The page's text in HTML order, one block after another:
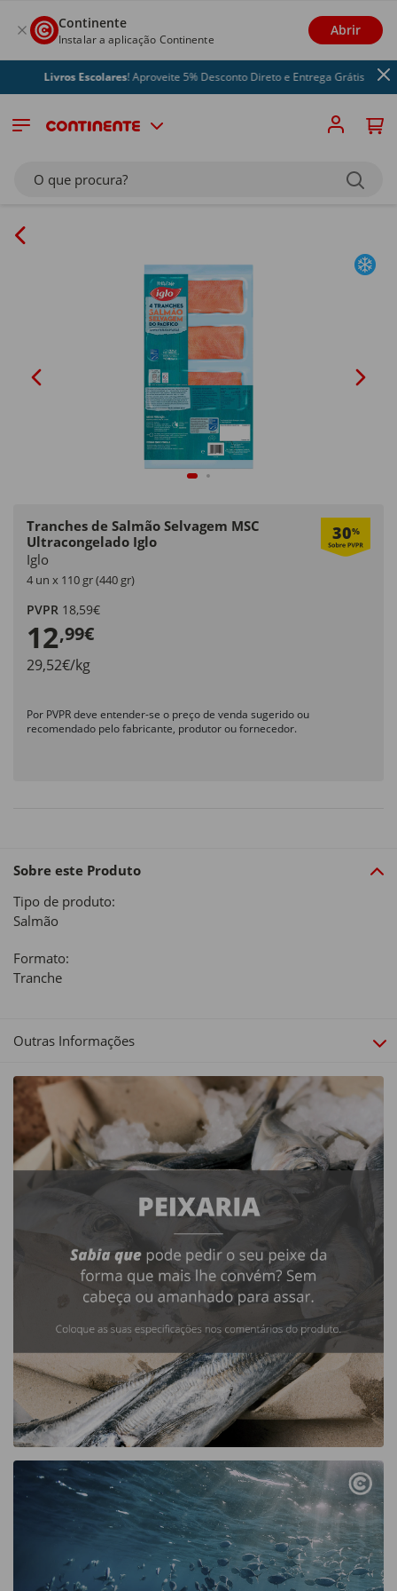
Continente
Instalar a aplicação Continente
Abrir
Livros Escolares! Aproveite 5% Desconto Direto e Entrega Grátis
O que procura?
Tranches de Salmão Selvagem MSC
Ultracongelado Iglo
30%
Iglo
4 un x 110 gr (440 gr)
PVPR 18,59€
12,99€
29,52€/kg
Por PVPR deve entender-se o preço de venda sugerido ou
recomendado pelo fabricante, produtor ou fornecedor.
Sobre este Produto
Tipo de produto:
Salmão
Formato:
Tranche
Outras Informações